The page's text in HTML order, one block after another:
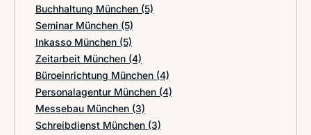
Buchhaltung München (5)
Seminar München (5)
Inkasso München (5)
Zeitarbeit München (4)
Büroeinrichtung München (4)
Personalagentur München (4)
Messebau München (3)
Schreibdienst München (3)